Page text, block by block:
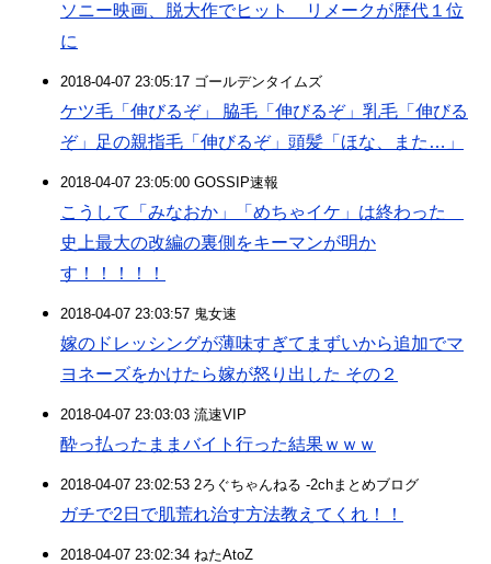
ソニー映画、脱大作でヒット リメークが歴代１位
に
2018-04-07 23:05:17 ゴールデンタイムズ
ケツ毛「伸びるぞ」 脇毛「伸びるぞ」乳毛「伸びる
ぞ」足の親指毛「伸びるぞ」頭髪「ほな、また…」
2018-04-07 23:05:00 GOSSIP速報
こうして「みなおか」「めちゃイケ」は終わった
史上最大の改編の裏側をキーマンが明か
す！！！！！
2018-04-07 23:03:57 鬼女速
嫁のドレッシングが薄味すぎてまずいから追加でマ
ヨネーズをかけたら嫁が怒り出した その２
2018-04-07 23:03:03 流速VIP
酔っ払ったままバイト行った結果ｗｗｗ
2018-04-07 23:02:53 2ろぐちゃんねる -2chまとめブログ
ガチで2日で肌荒れ治す方法教えてくれ！！
2018-04-07 23:02:34 ねたAtoZ